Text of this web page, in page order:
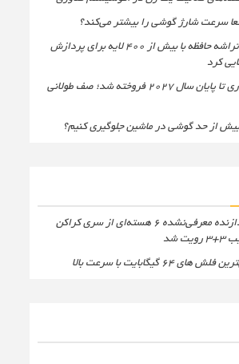
سرعت شارژ گوشی را بیشتر می‌کند؟
سامسونگ از اولین تراشه حافظه با بیش از ۴۰۰ لایه برای پردازش
کرد
تمامی محصولات فراری تا پایان سال ۲۰۲۷ فروخته شد؛ صف طولانی
از حد گوشی در ماشین جلوگیری کنیم؟
پردازنده معرفی‌نشده 6 هسته‌ای از سری کراکن
شد
64 گیگابایت با سرعت بالا